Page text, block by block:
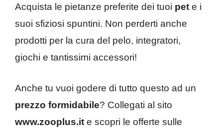
Acquista le pietanze preferite dei tuoi pet e i
suoi sfiziosi spuntini. Non perderti anche
prodotti per la cura del pelo, integratori,
giochi e tantissimi accessori!
Anche tu vuoi godere di tutto questo ad un
prezzo formidabile? Collegati al sito
www.zooplus.it e scopri le offerte sulle